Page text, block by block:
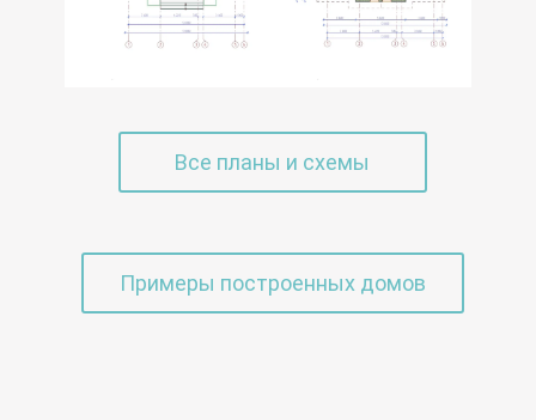
Все планы и схемы
Примеры построенных домов